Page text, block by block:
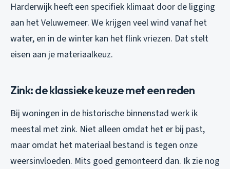
Harderwijk heeft een specifiek klimaat door de ligging
aan het Veluwemeer. We krijgen veel wind vanaf het
water, en in de winter kan het flink vriezen. Dat stelt
eisen aan je materiaalkeuz.
Zink: de klassieke keuze met een reden
Bij woningen in de historische binnenstad werk ik
meestal met zink. Niet alleen omdat het er bij past,
maar omdat het materiaal bestand is tegen onze
weersinvloeden. Mits goed gemonteerd dan. Ik zie nog